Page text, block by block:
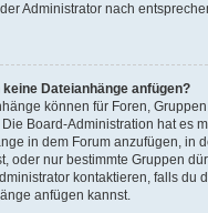
Administrator nach
Dateianhänge anfügen?
können für Foren,
Board-Administration hat es
in dem Forum anzufügen, in
oder nur bestimmte Gruppen
kontaktieren, falls du
anfügen kannst.